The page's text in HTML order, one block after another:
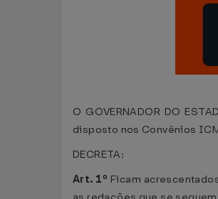
O GOVERNADOR DO
disposto nos Convênios
DECRETA:
Art. 1º Ficam